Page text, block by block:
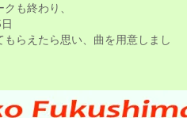
も終わり、
らえたら思い、曲を用意しまし